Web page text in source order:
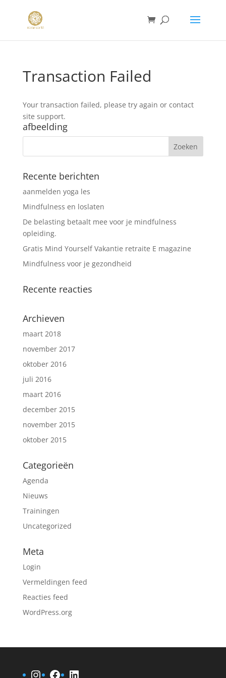
Transaction Failed
Your transaction failed, please try again or contact
site support.
afbeelding
Recente berichten
aanmelden yoga les
Mindfulness en loslaten
De belasting betaalt mee voor je mindfulness
opleiding.
Gratis Mind Yourself Vakantie retraite E magazine
Mindfulness voor je gezondheid
Recente reacties
Archieven
maart 2018
november 2017
oktober 2016
juli 2016
maart 2016
december 2015
november 2015
oktober 2015
Categorieën
Agenda
Nieuws
Trainingen
Uncategorized
Meta
Login
Vermeldingen feed
Reacties feed
WordPress.org
Instagram
Facebook
LinkedIn